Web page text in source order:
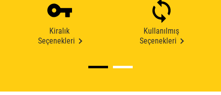
Kiralık
Seçenekleri
Kullanılmış
Seçenekleri